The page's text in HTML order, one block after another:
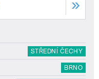
STŘEDNÍ ČECHY
BRNO